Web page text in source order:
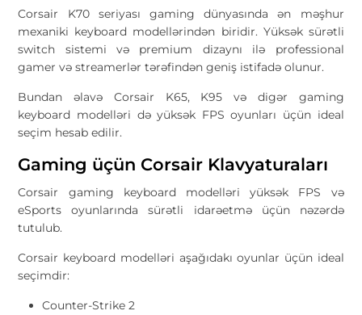
Corsair K70 seriyası gaming dünyasında ən məşhur
mexaniki keyboard modellərindən biridir. Yüksək sürətli
switch sistemi və premium dizaynı ilə professional
gamer və streamerlər tərəfindən geniş istifadə olunur.
Bundan əlavə Corsair K65, K95 və digər gaming
keyboard modelləri də yüksək FPS oyunları üçün ideal
seçim hesab edilir.
Gaming üçün Corsair Klavyaturaları
Corsair gaming keyboard modelləri yüksək FPS və
eSports oyunlarında sürətli idarəetmə üçün nəzərdə
tutulub.
Corsair keyboard modelləri aşağıdakı oyunlar üçün ideal
seçimdir:
Counter-Strike 2